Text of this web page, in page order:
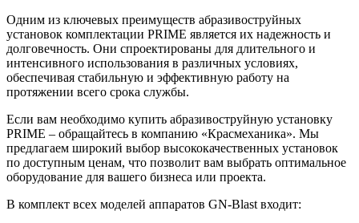
Одним из ключевых преимуществ абразивоструйных
установок комплектации PRIME является их надежность и
долговечность. Они спроектированы для длительного и
интенсивного использования в различных условиях,
обеспечивая стабильную и эффективную работу на
протяжении всего срока службы.
Если вам необходимо купить абразивоструйную установку
PRIME – обращайтесь в компанию «Красмеханика». Мы
предлагаем широкий выбор высококачественных установок
по доступным ценам, что позволит вам выбрать оптимальное
оборудование для вашего бизнеса или проекта.
В комплект всех моделей аппаратов GN-Blast входит: